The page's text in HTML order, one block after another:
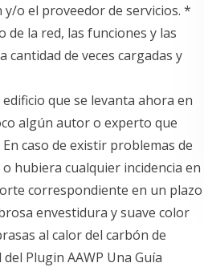
o el proveedor de servicios. *
la red, las funciones y las
cantidad de veces cargadas y
que se levanta ahora en
algún autor o experto que
caso de existir problemas de
hubiera cualquier incidencia en
correspondiente en un plazo
envestidura y suave color
al calor del carbón de
Plugin AAWP Una Guía